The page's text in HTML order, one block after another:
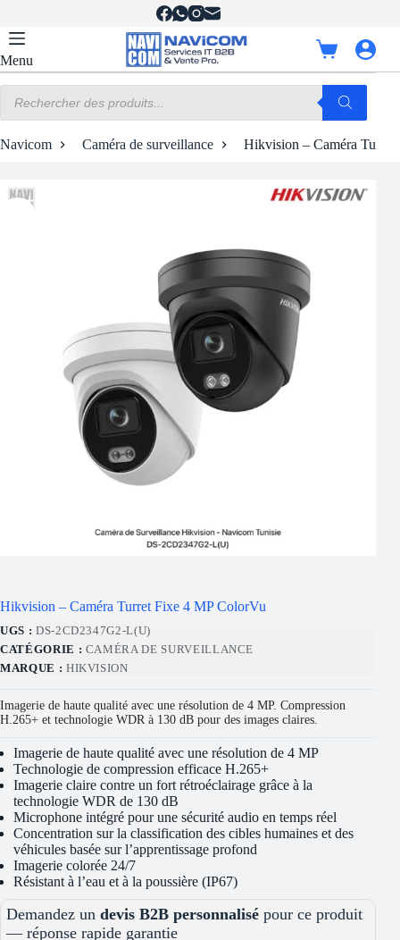
contenu
Menu
Panier
d’achat
produits
Navicom Caméra de surveillance Hikvision – Caméra
Hikvision – Caméra Turret Fixe 4 MP ColorVu
UGS : DS-2CD2347G2-L(U)
CATÉGORIE : CAMÉRA DE SURVEILLANCE
MARQUE : HIKVISION
Imagerie de haute qualité avec une résolution de 4 MP. Compression
H.265+ et technologie WDR à 130 dB pour des images claires.
Imagerie de haute qualité avec une résolution de 4 MP
Technologie de compression efficace H.265+
Imagerie claire contre un fort rétroéclairage grâce à la
technologie WDR de 130 dB
Microphone intégré pour une sécurité audio en temps réel
Concentration sur la classification des cibles humaines et des
véhicules basée sur l’apprentissage profond
Imagerie colorée 24/7
Résistant à l’eau et à la poussière (IP67)
Demandez un devis B2B personnalisé pour ce produit
— réponse rapide garantie